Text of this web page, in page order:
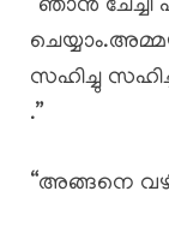
“ഞാൻ
സഹിച്ചു
.”
“അങ്ങനെ